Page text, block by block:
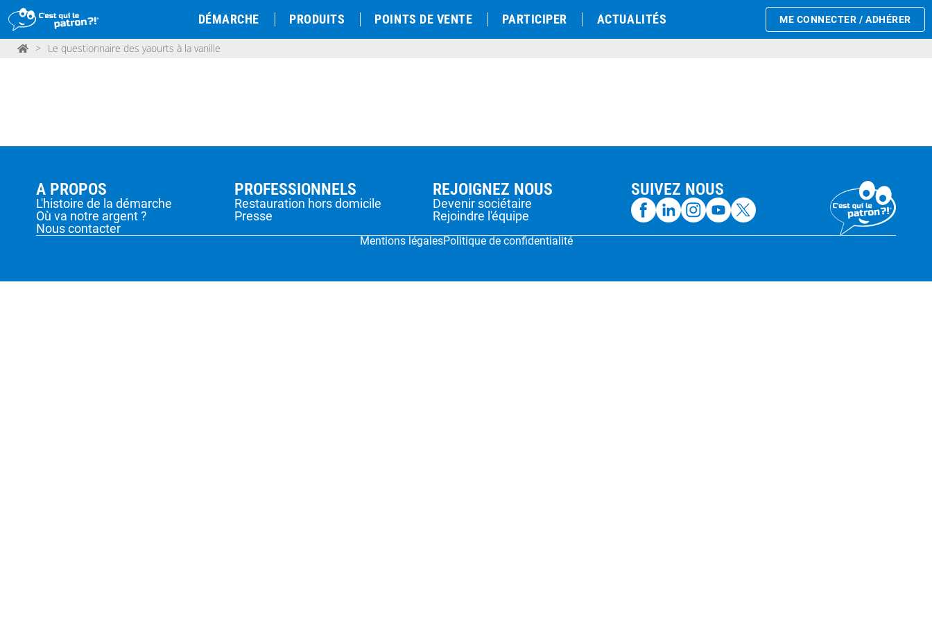
DÉMARCHE PRODUITS POINTS DE VENTE PARTICIPER ACTUALITÉS ME CONNECTER / ADHÉRER
> Le questionnaire des yaourts à la vanille
A PROPOS
L'histoire de la démarche
Où va notre argent ?
Nous contacter
PROFESSIONNELS
Restauration hors domicile
Presse
REJOIGNEZ NOUS
Devenir sociétaire
Rejoindre l'équipe
SUIVEZ NOUS
Mentions légalesPolitique de confidentialité